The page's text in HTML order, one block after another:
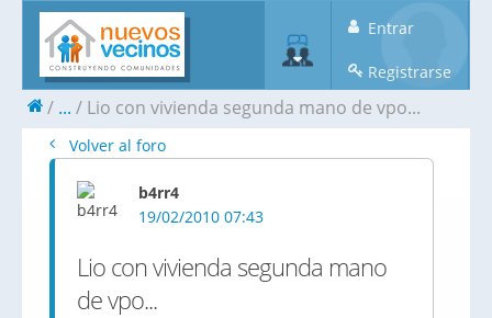
Entrar
Registrarse
... Lio con vivienda segunda mano de vpo...
Volver al foro
b4rr4
19/02/2010 07:43
Lio con vivienda segunda mano
de vpo...